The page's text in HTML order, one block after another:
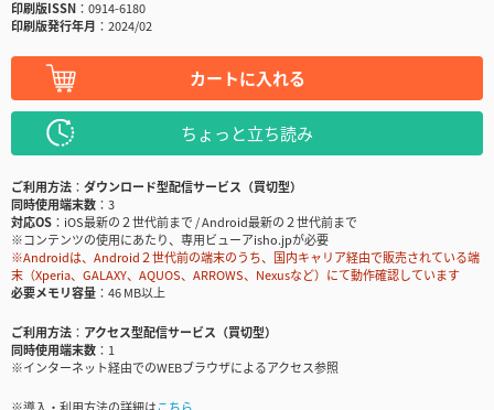
印刷版ISSN
0914-6180
印刷版発行年月
2024/02
カートに入れる
ちょっと立ち読み
ご利用方法
ダウンロード型配信サービス（買切型）
同時使用端末数
3
対応OS
iOS最新の２世代前まで / Android最新の２世代前まで
※コンテンツの使用にあたり、専用ビューアisho.jpが必要
※Androidは、Android２世代前の端末のうち、国内キャリア経由で販売されている端
末（Xperia、GALAXY、AQUOS、ARROWS、Nexusなど）にて動作確認しています
必要メモリ容量
46 MB以上
ご利用方法
アクセス型配信サービス（買切型）
同時使用端末数
1
※インターネット経由でのWEBブラウザによるアクセス参照